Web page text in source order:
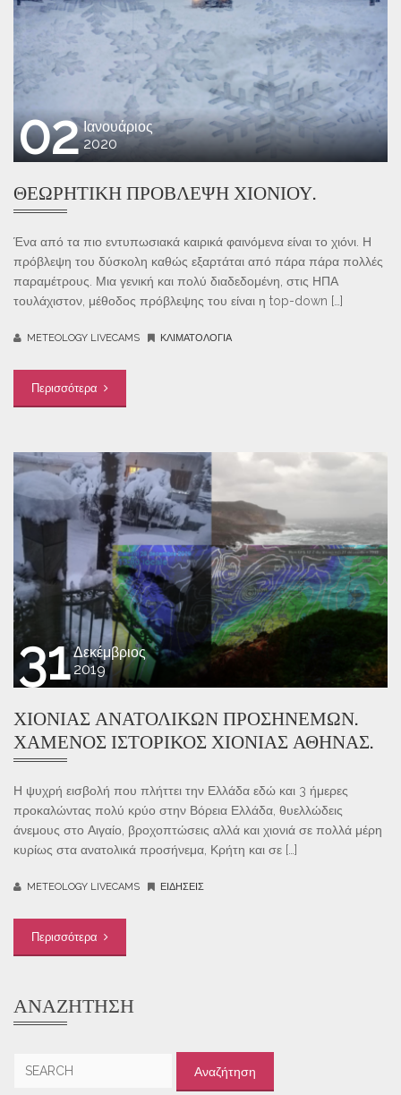
02 Ιανουάριος
2020
ΘΕΩΡΗΤΙΚΉ ΠΡΌΒΛΕΨΗ ΧΙΟΝΙΟΎ.
Ένα από τα πιο εντυπωσιακά καιρικά φαινόμενα είναι το χιόνι. Η
πρόβλεψη του δύσκολη καθώς εξαρτάται από πάρα πάρα πολλές
παραμέτρους. Μια γενική και πολύ διαδεδομένη, στις ΗΠΑ
τουλάχιστον, μέθοδος πρόβλεψης του είναι η top-down […]
METEOLOGY LIVECAMS ΚΛΙΜΑΤΟΛΟΓΊΑ
Περισσότερα
31 Δεκέμβριος
2019
ΧΙΟΝΙΆΣ ΑΝΑΤΟΛΙΚΏΝ ΠΡΟΣΉΝΕΜΩΝ.
ΧΑΜΈΝΟΣ ΙΣΤΟΡΙΚΌΣ ΧΙΟΝΙΆΣ ΑΘΉΝΑΣ.
Η ψυχρή εισβολή που πλήττει την Ελλάδα εδώ και 3 ήμερες
προκαλώντας πολύ κρύο στην Βόρεια Ελλάδα, θυελλώδεις
άνεμους στο Αιγαίο, βροχοπτώσεις αλλά και χιονιά σε πολλά μέρη
κυρίως στα ανατολικά προσήνεμα, Κρήτη και σε […]
METEOLOGY LIVECAMS ΕΙΔΉΣΕΙΣ
Περισσότερα
ΑΝΑΖΉΤΗΣΗ